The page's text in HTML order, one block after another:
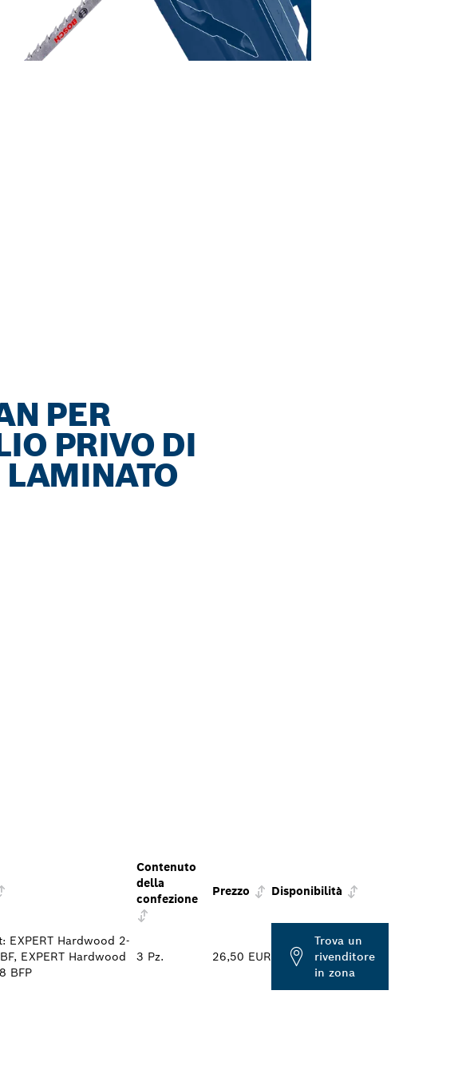
PER
PRIVO DI
Contenuto
della
confezione
Prezzo Disponibilità
EXPERT Hardwood 2-
EXPERT Hardwood
BFP
3 Pz. 26,50 EUR
Trova un
rivenditore
in zona